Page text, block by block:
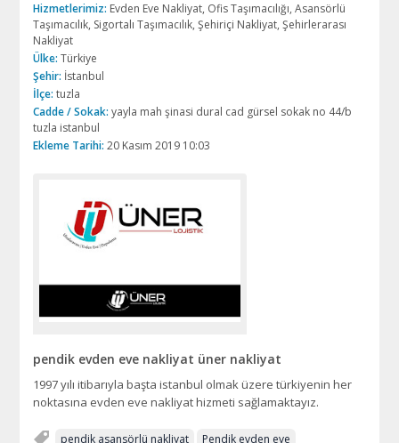
Hizmetlerimiz: Evden Eve Nakliyat, Ofis Taşımacılığı, Asansörlü
Taşımacılık, Sigortalı Taşımacılık, Şehiriçi Nakliyat, Şehirlerarası
Nakliyat
Ülke: Türkiye
Şehir: İstanbul
İlçe: tuzla
Cadde / Sokak: yayla mah şinasi dural cad gürsel sokak no 44/b
tuzla istanbul
Ekleme Tarihi: 20 Kasım 2019 10:03
pendik evden eve nakliyat üner nakliyat
1997 yılı itibarıyla başta istanbul olmak üzere türkiyenin her
noktasına evden eve nakliyat hizmeti sağlamaktayız.
pendik asansörlü nakliyat Pendik evden eve